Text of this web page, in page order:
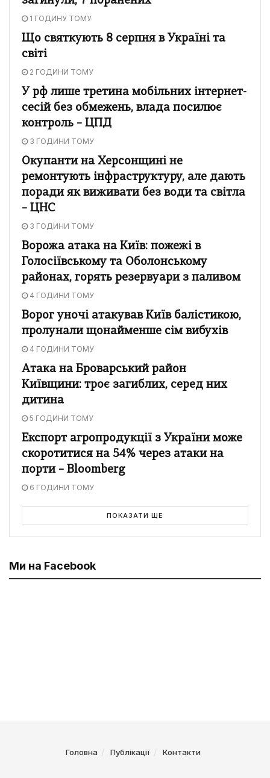
1 ГОДИНУ ТОМУ
Що святкують 8 серпня в Україні та
світі
2 ГОДИНИ ТОМУ
У рф лише третина мобільних інтернет-
сесій без обмежень, влада посилює
контроль – ЦПД
3 ГОДИНИ ТОМУ
Окупанти на Херсонщині не
ремонтують інфраструктуру, але дають
поради як виживати без води та світла
– ЦНС
3 ГОДИНИ ТОМУ
Ворожа атака на Київ: пожежі в
Голосіївському та Оболонському
районах, горять резервуари з паливом
4 ГОДИНИ ТОМУ
Ворог уночі атакував Київ балістикою,
пролунали щонайменше сім вибухів
4 ГОДИНИ ТОМУ
Атака на Броварський район
Київщини: троє загиблих, серед них
дитина
5 ГОДИНИ ТОМУ
Експорт агропродукції з України може
скоротитися на 54% через атаки на
порти – Bloomberg
6 ГОДИНИ ТОМУ
ПОКАЗАТИ ЩЕ
Ми на Facebook
Головна Публікації Контакти